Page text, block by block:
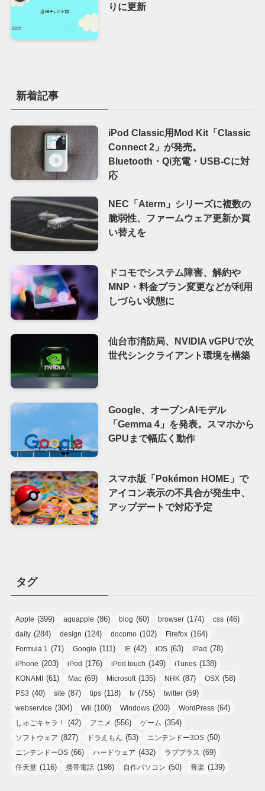
りに更新
新着記事
iPod Classic用Mod Kit「Classic
Connect 2」が発売。
Bluetooth・Qi充電・USB-Cに対
応
NEC「Aterm」シリーズに複数の
脆弱性、ファームウェア更新か買
い替えを
ドコモでシステム障害、解約や
MNP・料金プラン変更などが利用
しづらい状態に
仙台市消防局、NVIDIA vGPUで次
世代シンクライアント環境を構築
Google、オープンAIモデル
「Gemma 4」を発表。スマホから
GPUまで幅広く動作
スマホ版「Pokémon HOME」で
アイコン表示の不具合が発生中、
アップデートで対応予定
タグ
Apple (399) aquapple (86) blog (60) browser (174) css (46)
daily (284) design (124) docomo (102) Firefox (164)
Formula 1 (71) Google (111) IE (42) iOS (63) iPad (78)
iPhone (203) iPod (176) iPod touch (149) iTunes (138)
KONAMI (61) Mac (69) Microsoft (135) NHK (87) OSX (58)
PS3 (40) site (87) tips (118) tv (755) twitter (59)
webservice (304) Wii (100) Windows (200) WordPress (64)
しゅごキャラ！ (42) アニメ (556) ゲーム (354)
ソフトウェア (827) ドラえもん (53) ニンテンドー3DS (50)
ニンテンドーDS (66) ハードウェア (432) ラブプラス (69)
任天堂 (116) 携帯電話 (198) 自作パソコン (50) 音楽 (139)